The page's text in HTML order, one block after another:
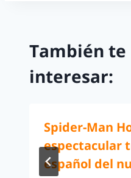
También te
interesar:
Spider-Man
espectacular
español del